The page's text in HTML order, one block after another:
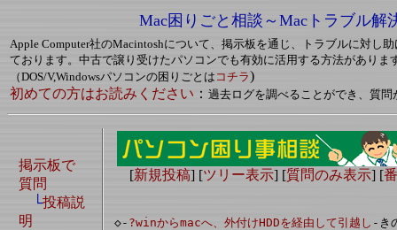
Mac困りごと相談～Macトラブル解
Apple Computer社のMacintoshについて、掲示板を通じ、トラブルに対し
ております。中古で譲り受けたパソコンでも有効に活用する方法がありま
（DOS/V,Windowsパソコンの困りごとは コチラ)
初めての方はお読みください ： 過去ログを調べることができ、質問
[新規投稿] [ツリー表示] [質問のみ表示] [
◇- ?winからmacへ、外付けHDDを経由して引越し -き
掲示板で
質問
└投稿説
明